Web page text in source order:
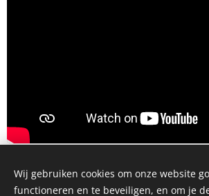
Wij gebruiken cookies om onze website
functioneren en te beveiligen, en om je